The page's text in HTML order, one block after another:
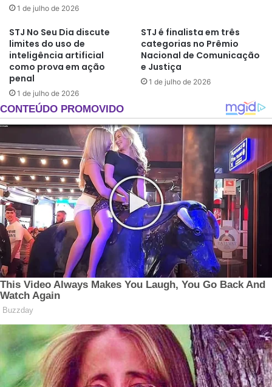
1 de julho de 2026
STJ No Seu Dia discute
limites do uso de
inteligência artificial
como prova em ação
penal
1 de julho de 2026
STJ é finalista em três
categorias no Prêmio
Nacional de Comunicação
e Justiça
1 de julho de 2026